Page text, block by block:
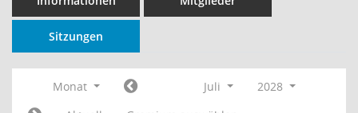
Sitzungen
Monat Juli
2028